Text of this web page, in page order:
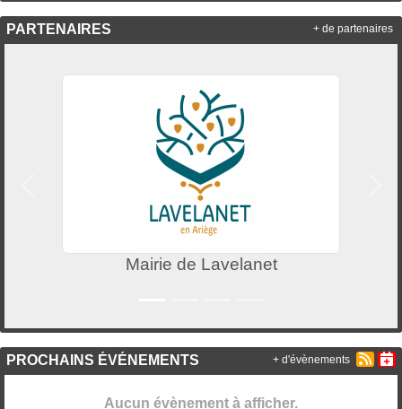
PARTENAIRES
Mairie de Lavelanet
+ de partenaires
PROCHAINS ÉVÉNEMENTS
Aucun évènement à afficher.
+ d'évènements